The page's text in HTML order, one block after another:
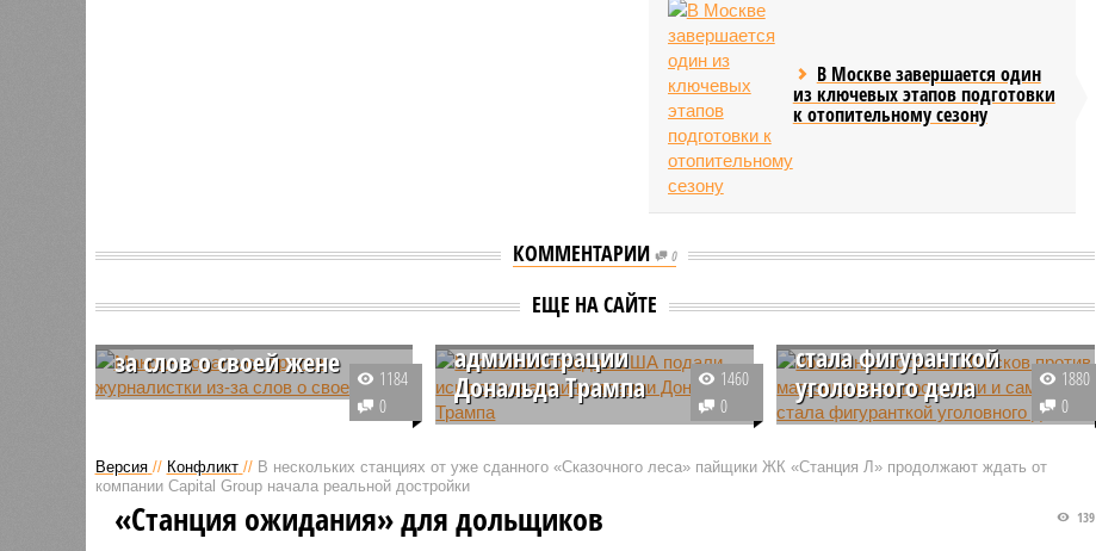
В Москве завершается один
из ключевых этапов подготовки
к отопительному сезону
КОММЕНТАРИИ 0
ЕЩЕ НА САЙТЕ
Макрон подал иск
за слов о своей жене
Французский лидер Эммануэль
ведущей Кэндис Оуэнс из-за её
слов о трансгендерности его
жены Брижит.
1184
0
Несколько городов США
подали иск против
администрации
Дональда Трампа
Некоторые американские города,
несколько округов, подали иск
Соединённых Штатов из-за новой
1460
0
Россиянка подала 120
исков против магазина
стала фигуранткой
уголовного дела
Стало известно, что жительница
несколькими десятками исков
1880
0
Версия // Конфликт // В нескольких станциях от уже сданного «Сказочного леса» пайщики ЖК «Станция Л» продолжают ждать от
компании Capital Group начала реальной достройки
139
«Станция ожидания» для дольщиков